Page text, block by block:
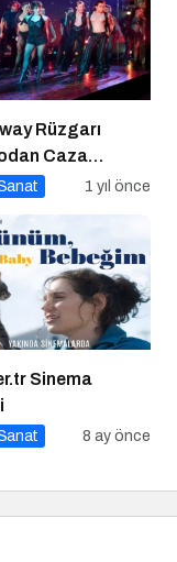
Rüzgarı
Caza
Bir Program
1 yıl önce
Sinema
8 ay önce